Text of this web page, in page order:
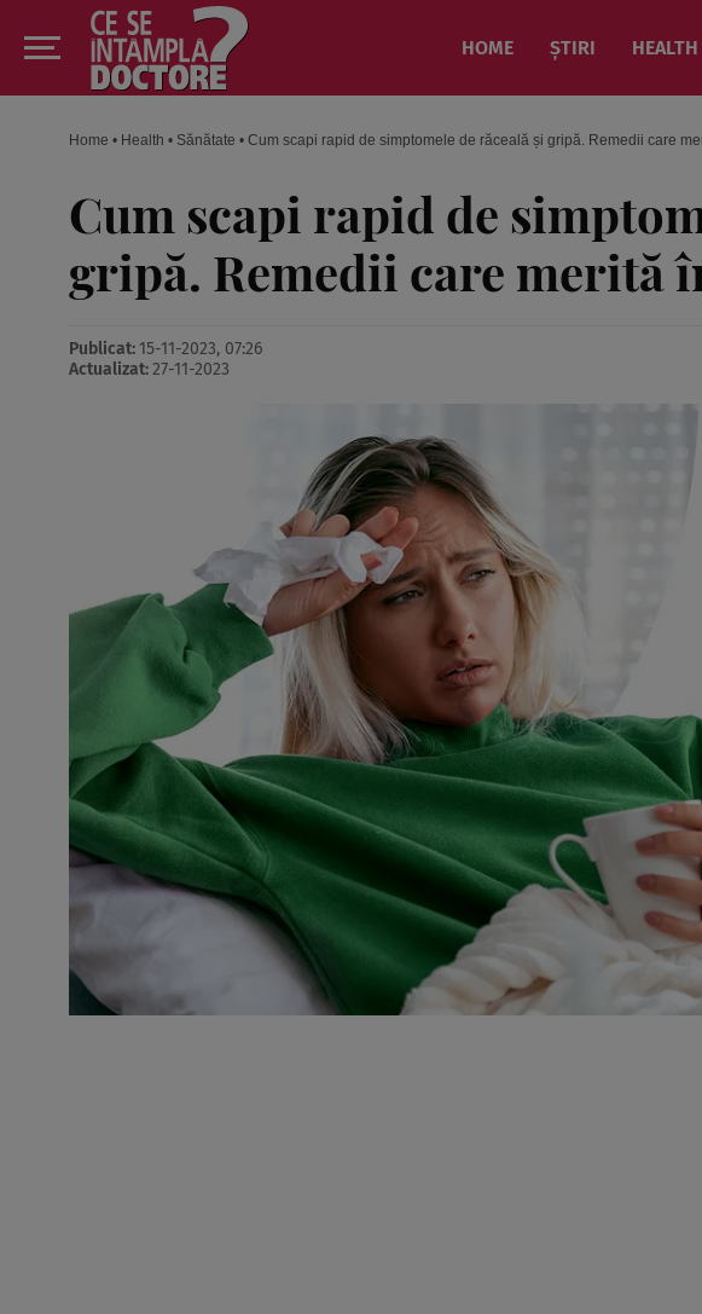
HOME ȘTIRI HEALTH
Home • Health • Sănătate • Cum scapi rapid de simptomele de răceală și gripă. Remedii care
Cum scapi rapid de
gripă. Remedii care merită
Publicat: 15-11-2023, 07:26
Actualizat:27-11-2023